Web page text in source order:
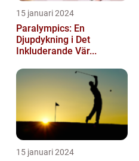
15 januari 2024
Paralympics: En
Djupdykning i Det
Inkluderande Vär...
15 januari 2024